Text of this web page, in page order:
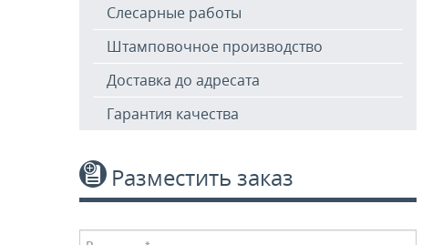
Слесарные работы
Штамповочное производство
Доставка до адресата
Гарантия качества
Разместить заказ